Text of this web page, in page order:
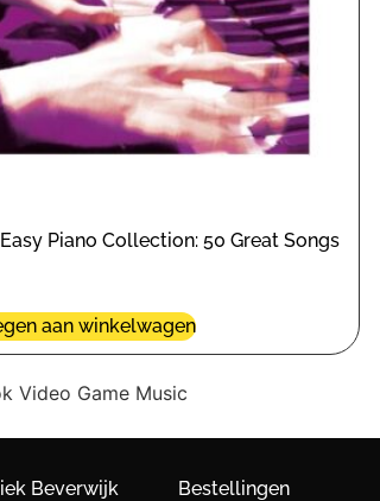
Piano Collection: 50 Great Songs
aan winkelwagen
Video Game Music
Beverwijk Bestellingen